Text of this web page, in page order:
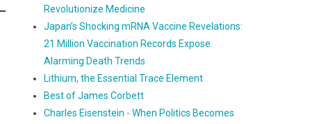
Revolutionize Medicine
Japan’s Shocking mRNA Vaccine Revelations:
21 Million Vaccination Records Expose
Alarming Death Trends
Lithium, the Essential Trace Element
Best of James Corbett
Charles Eisenstein - When Politics Becomes